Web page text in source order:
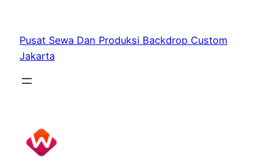
content
Pusat Sewa Dan Produksi Backdrop Custom
Jakarta